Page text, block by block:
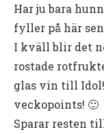
Har ju bara
fyller på här
I kväll blir det
rostade
glas vin till Idol!
veckopoints! 🙂
Sparar resten